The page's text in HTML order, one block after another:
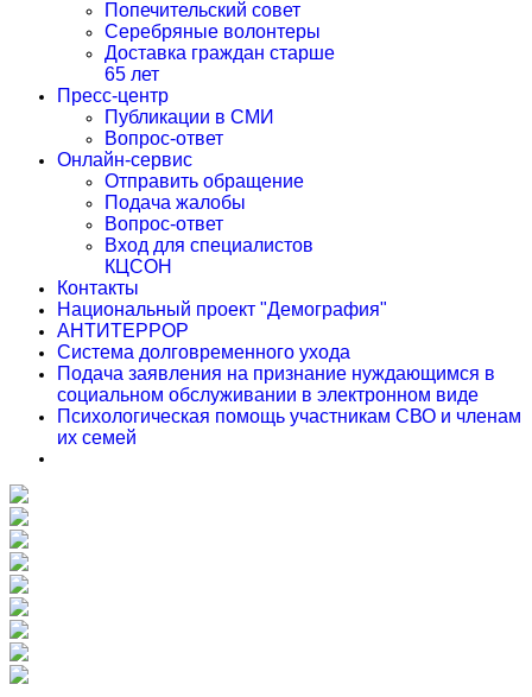
Попечительский совет
Серебряные волонтеры
Доставка граждан старше
65 лет
Пресс-центр
Публикации в СМИ
Вопрос-ответ
Онлайн-сервис
Отправить обращение
Подача жалобы
Вопрос-ответ
Вход для специалистов
КЦСОН
Контакты
Национальный проект "Демография"
АНТИТЕРРОР
Система долговременного ухода
Подача заявления на признание нуждающимся в
социальном обслуживании в электронном виде
Психологическая помощь участникам СВО и членам
их семей